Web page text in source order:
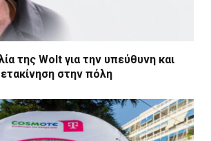
της Wolt για την υπεύθυνη και
στην πόλη